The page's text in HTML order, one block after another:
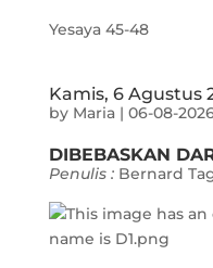
Yesaya 45-48
Kamis, 6 Agustus
by Maria| 06-08-
DIBEBASKAN
Penulis : Bernard